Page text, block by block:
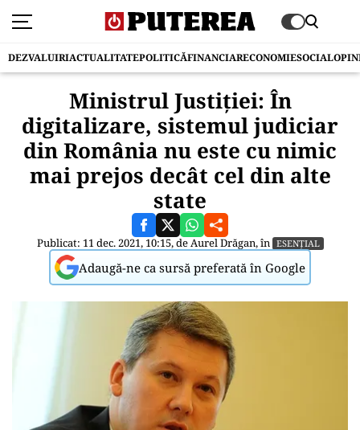
DEZVALUIRIACTUALITATEPOLITICĂFINANCIARECONOMIESOCIAL
Ministrul Justiției: În
digitalizare, sistemul judiciar
din România nu este cu nimic
mai prejos decât cel din alte
state
Publicat: 11 dec. 2021, 10:15, deAurel Drăgan, în ESENȚIAL
Adaugă-ne ca sursă preferată în Google